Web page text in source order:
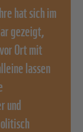
hat sich im
gezeigt,
Ort mit
lassen
und